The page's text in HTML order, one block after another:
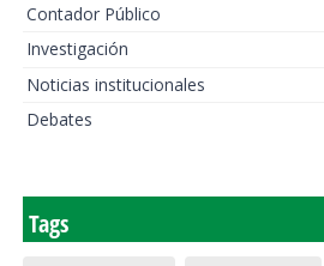
Contador Público
Investigación
Noticias institucionales
Debates
Tags